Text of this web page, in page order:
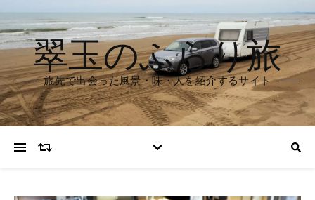
翠玉のふらり旅
旅先で出会った風景・味・人を紹介するサイト